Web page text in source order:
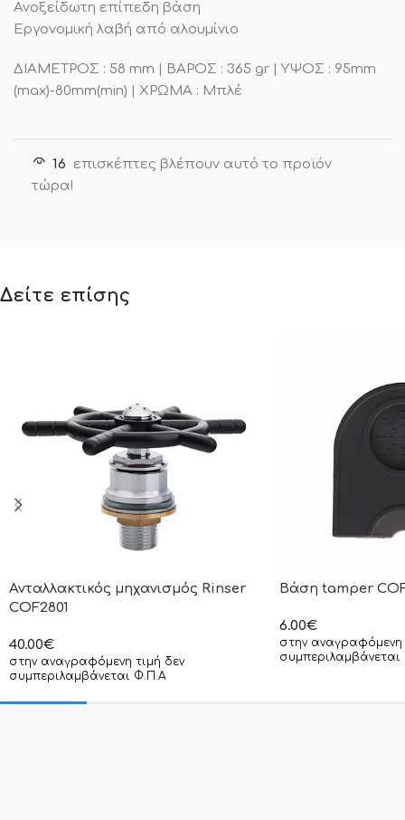
Ανοξείδωτη επίπεδη βάση
Εργονομική λαβή από αλουμίνιο
ΔΙΑΜΕΤΡΟΣ : 58 mm | ΒΑΡΟΣ : 365 gr | ΥΨΟΣ : 95mm
(max)-80mm(min) | ΧΡΩΜΑ : Μπλέ
16 επισκέπτες βλέπουν αυτό το προϊόν
τώρα!
Δείτε επίσης
Ανταλλακτικός μηχανισμός Rinser
COF2801
40.00€
στην αναγραφόμενη τιμή δεν
συμπεριλαμβάνεται Φ.Π.Α
Βάση tamper
6.00€
στην αναγραφόμενη